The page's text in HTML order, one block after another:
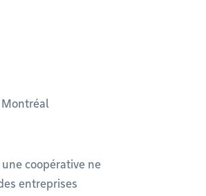
Montréal
coopérative ne
entreprises